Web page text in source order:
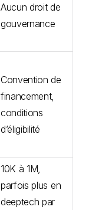
Aucun droit de
gouvernance
Convention de
financement,
conditions
d’éligibilité
10K à 1M,
parfois plus en
deeptech par